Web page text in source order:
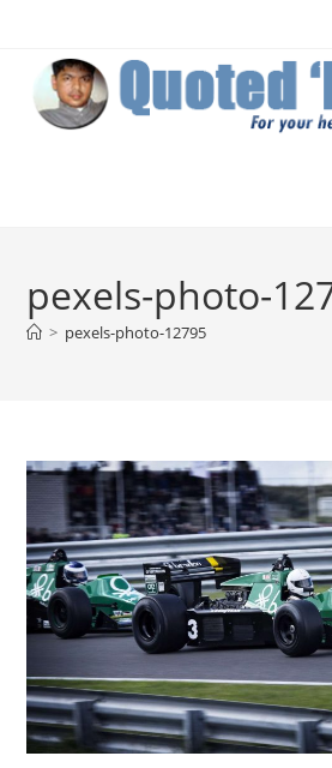
content
pexels-photo-
> pexels-photo-12795